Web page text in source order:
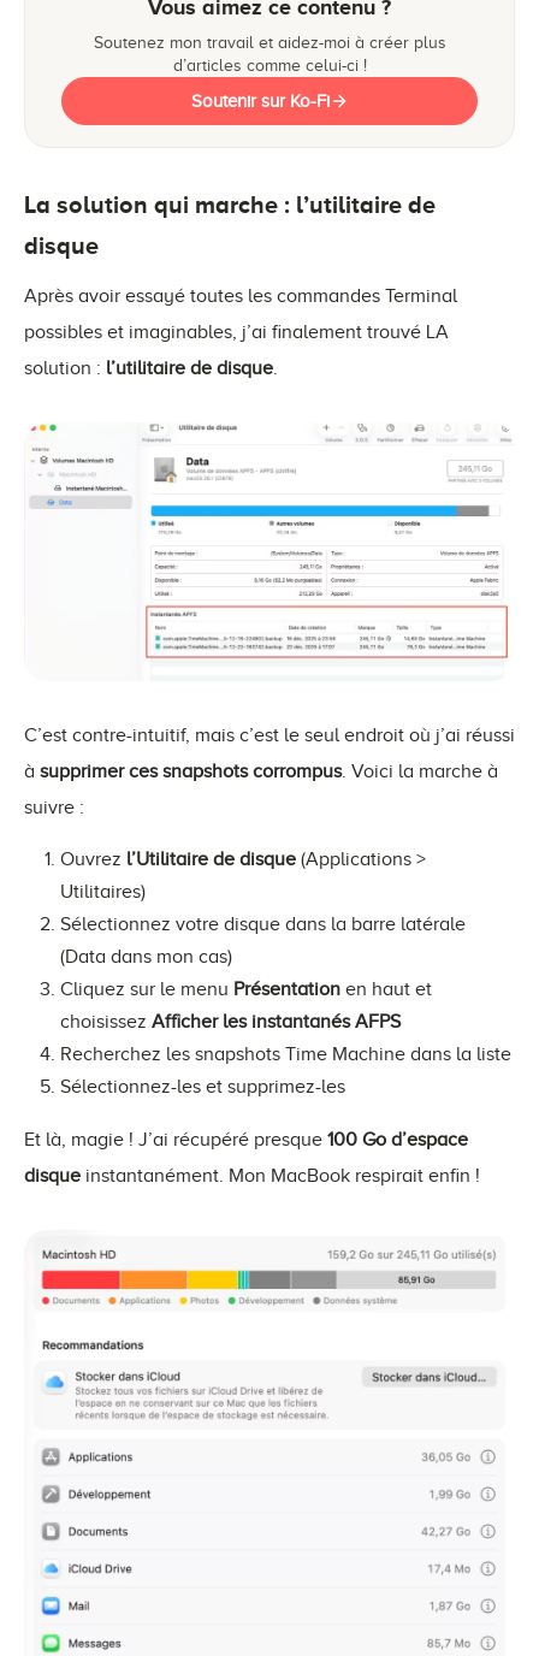
Vous aimez ce contenu ?
Soutenez mon travail et aidez-moi à créer plus
d’articles comme celui-ci !
Soutenir sur Ko-Fi
La solution qui marche : l’utilitaire de
disque
Après avoir essayé toutes les commandes Terminal
possibles et imaginables, j’ai finalement trouvé LA
solution : l’utilitaire de disque.
C’est contre-intuitif, mais c’est le seul endroit où j’ai réussi
à supprimer ces snapshots corrompus. Voici la marche à
suivre :
Ouvrez l’Utilitaire de disque (Applications >
Utilitaires)
Sélectionnez votre disque dans la barre latérale
(Data dans mon cas)
Cliquez sur le menu Présentation en haut et
choisissez Afficher les instantanés AFPS
Recherchez les snapshots Time Machine dans la liste
Sélectionnez-les et supprimez-les
Et là, magie ! J’ai récupéré presque 100 Go d’espace
disque instantanément. Mon MacBook respirait enfin !